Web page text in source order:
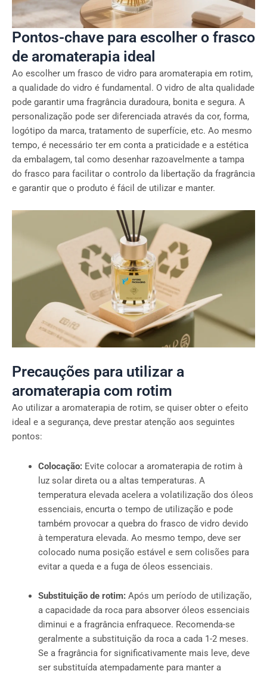
Pontos-chave para escolher o frasco
de aromaterapia ideal
Ao escolher um frasco de vidro para aromaterapia em rotim,
a qualidade do vidro é fundamental. O vidro de alta qualidade
pode garantir uma fragrância duradoura, bonita e segura. A
personalização pode ser diferenciada através da cor, forma,
logótipo da marca, tratamento de superfície, etc. Ao mesmo
tempo, é necessário ter em conta a praticidade e a estética
da embalagem, tal como desenhar razoavelmente a tampa
do frasco para facilitar o controlo da libertação da fragrância
e garantir que o produto é fácil de utilizar e manter.
Precauções para utilizar a
aromaterapia com rotim
Ao utilizar a aromaterapia de rotim, se quiser obter o efeito
ideal e a segurança, deve prestar atenção aos seguintes
pontos:
Colocação:Evite colocar a aromaterapia de rotim à
luz solar direta ou a altas temperaturas. A
temperatura elevada acelera a volatilização dos óleos
essenciais, encurta o tempo de utilização e pode
também provocar a quebra do frasco de vidro devido
à temperatura elevada. Ao mesmo tempo, deve ser
colocado numa posição estável e sem colisões para
evitar a queda e a fuga de óleos essenciais.
Substituição de rotim:Após um período de utilização,
a capacidade da roca para absorver óleos essenciais
diminui e a fragrância enfraquece. Recomenda-se
geralmente a substituição da roca a cada 1-2 meses.
Se a fragrância for significativamente mais leve, deve
ser substituída atempadamente para manter a